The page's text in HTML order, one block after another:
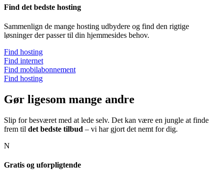
Find det bedste hosting
Sammenlign de mange hosting udbydere og find den rigtige
løsninger der passer til din hjemmesides behov.
Find hosting
Find internet
Find mobilabonnement
Find hosting
Gør ligesom mange andre
Slip for besværet med at lede selv. Det kan være en jungle at finde
frem til det bedste tilbud – vi har gjort det nemt for dig.
N
Gratis og uforpligtende